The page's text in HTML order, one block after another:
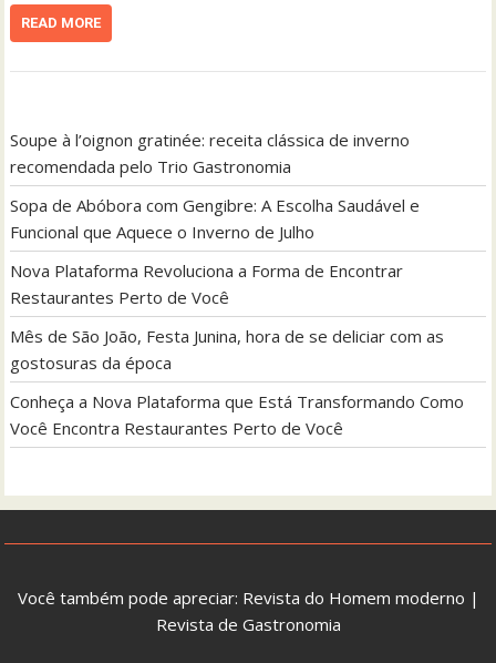
READ MORE
Soupe à l’oignon gratinée: receita clássica de inverno
recomendada pelo Trio Gastronomia
Sopa de Abóbora com Gengibre: A Escolha Saudável e
Funcional que Aquece o Inverno de Julho
Nova Plataforma Revoluciona a Forma de Encontrar
Restaurantes Perto de Você
Mês de São João, Festa Junina, hora de se deliciar com as
gostosuras da época
Conheça a Nova Plataforma que Está Transformando Como
Você Encontra Restaurantes Perto de Você
Você também pode apreciar: Revista do Homem moderno |
Revista de Gastronomia